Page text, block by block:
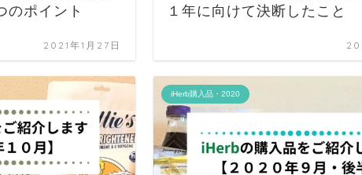
のポイント
2021年1月27日
１年に向けて決断したこと
iHerb購入品・2020